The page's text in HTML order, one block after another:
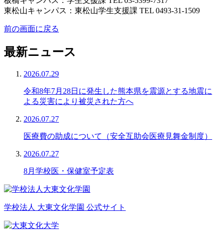
東松山キャンパス：東松山学生支援課 TEL 0493-31-1509
前の画面に戻る
最新ニュース
2026.07.29
令和8年7月28日に発生した熊本県を震源とする地震に
よる災害により被災された方へ
2026.07.27
医療費の助成について（安全互助会医療見舞金制度）
2026.07.27
8月学校医・保健室予定表
学校法人 大東文化学園 公式サイト